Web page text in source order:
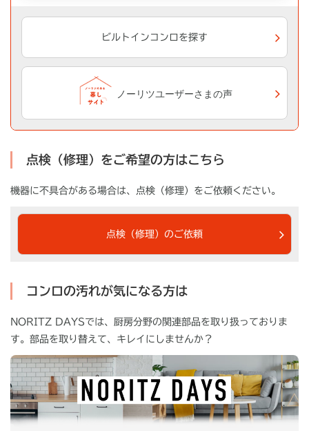
ビルトインコンロを探す
ノーリツユーザーさまの声
点検（修理）をご希望の方はこちら
機器に不具合がある場合は、点検（修理）をご依頼ください。
点検（修理）のご依頼
コンロの汚れが気になる方は
NORITZ DAYSでは、厨房分野の関連部品を取り扱っておりま
す。部品を取り替えて、キレイにしませんか？